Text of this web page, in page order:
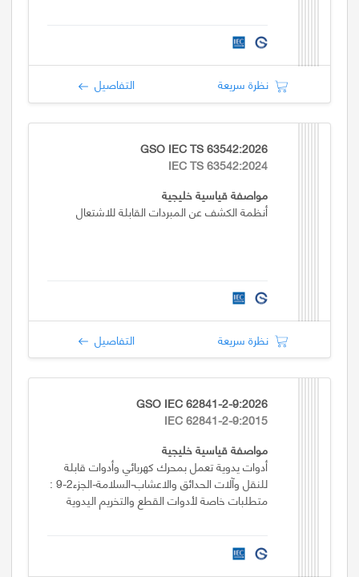
نظرة سريعة التفاصيل
GSO IEC TS 63542:2026
IEC TS 63542:2024
مواصفة قياسية خليجية
أنظمة الكشف عن المبردات القابلة للاشتعال
نظرة سريعة التفاصيل
GSO IEC 62841-2-9:2026
IEC 62841-2-9:2015
مواصفة قياسية خليجية
أدوات يدوية تعمل بمحرك كهربائي وأدوات قابلة
للنقل وآلات الحدائق والاعشاب-السلامة-الجزء2-9 :
متطلبات خاصة لأدوات القطع والتخريم اليدوية